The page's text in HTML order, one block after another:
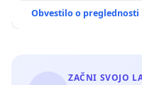
Obvestilo o preglednosti
ZAČNI SVOJO